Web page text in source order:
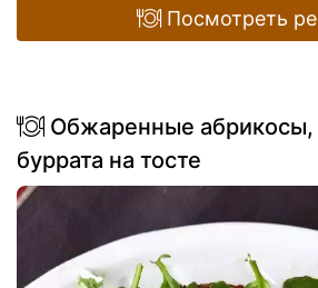
Посмотреть
Обжаренные абрикосы,
буррата на тосте